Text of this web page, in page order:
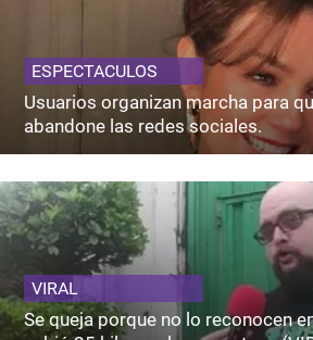
ESPECTACULOS
Usuarios organizan marcha para
abandone las redes sociales.
VIRAL
Se queja porque no lo reconocen